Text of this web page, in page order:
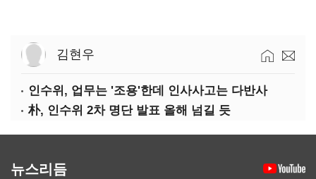
김현우
인수위, 업무는 '조용'한데 인사사고는 다반사
朴, 인수위 2차 명단 발표 올해 넘길 듯
뉴스리듬